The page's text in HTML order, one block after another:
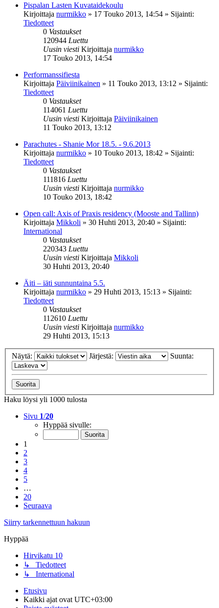
Pispalan Lasten Kuvataidekoulu
Kirjoittaja nurmikko » 17 Touko 2013, 14:54 » Sijainti:
Tiedotteet
0 Vastaukset
120944 Luettu
Uusin viesti Kirjoittaja nurmikko
17 Touko 2013, 14:54
Performanssifiesta
Kirjoittaja Päiviinikainen » 11 Touko 2013, 13:12 » Sijainti:
Tiedotteet
0 Vastaukset
114061 Luettu
Uusin viesti Kirjoittaja Päiviinikainen
11 Touko 2013, 13:12
Parachutes - Shanie Mor 18.5. - 9.6.2013
Kirjoittaja nurmikko » 10 Touko 2013, 18:42 » Sijainti:
Tiedotteet
0 Vastaukset
111816 Luettu
Uusin viesti Kirjoittaja nurmikko
10 Touko 2013, 18:42
Open call: Axis of Praxis residency (Mooste and Tallinn)
Kirjoittaja Mikkoli » 30 Huhti 2013, 20:40 » Sijainti:
International
0 Vastaukset
220343 Luettu
Uusin viesti Kirjoittaja Mikkoli
30 Huhti 2013, 20:40
Äiti – iäti sunnuntaina 5.5.
Kirjoittaja nurmikko » 29 Huhti 2013, 15:13 » Sijainti:
Tiedotteet
0 Vastaukset
112610 Luettu
Uusin viesti Kirjoittaja nurmikko
29 Huhti 2013, 15:13
Näytä: Järjestä: Suunta:
Haku löysi yli 1000 tulosta
Sivu 1/20
Hyppää sivulle:
1
2
3
4
5
…
20
Seuraava
Siirry tarkennettuun hakuun
Hyppää
Hirvikatu 10
↳ Tiedotteet
↳ International
Etusivu
Kaikki ajat ovatUTC+03:00